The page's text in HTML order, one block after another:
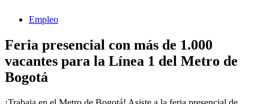
Empleo
Feria presencial con más de 1.000
vacantes para la Línea 1 del Metro de
Bogotá